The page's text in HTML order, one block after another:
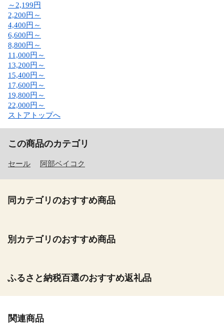
～2,199円
2,200円～
4,400円～
6,600円～
8,800円～
11,000円～
13,200円～
15,400円～
17,600円～
19,800円～
22,000円～
ストアトップへ
この商品のカテゴリ
セール 阿部ベイコク
同カテゴリのおすすめ商品
別カテゴリのおすすめ商品
ふるさと納税百選のおすすめ返礼品
関連商品